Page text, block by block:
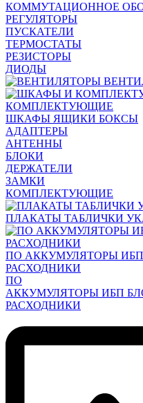
КОММУТАЦИОННОЕ
РЕГУЛЯТОРЫ
ПУСКАТЕЛИ
ТЕРМОСТАТЫ
РЕЗИСТОРЫ
ДИОДЫ
КОМПЛЕКТУЮЩИЕ
ШКАФЫ ЯЩИКИ БОКСЫ
АДАПТЕРЫ
АНТЕННЫ
БЛОКИ
ДЕРЖАТЕЛИ
ЗАМКИ
КОМПЛЕКТУЮЩИЕ
ПЛАКАТЫ ТАБЛИЧКИ
ПО АККУМУЛЯТОРЫ
РАСХОДНИКИ
ПО
АККУМУЛЯТОРЫ ИБП
РАСХОДНИКИ